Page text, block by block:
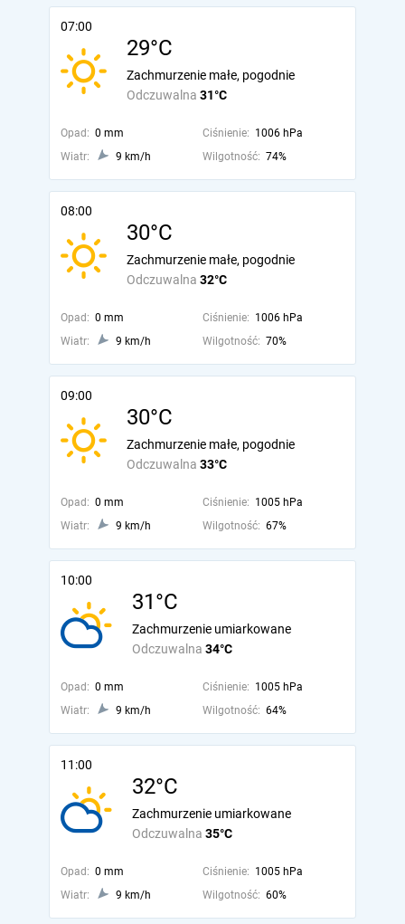
07:00
29°C
Odczuwalna 31°C
Zachmurzenie małe, pogodnie
Opad: 0 mm Ciśnienie: 1006 hPa
Wiatr:
9 km/h Wilgotność: 74%
08:00
30°C
Odczuwalna 32°C
Zachmurzenie małe, pogodnie
Opad: 0 mm Ciśnienie: 1006 hPa
Wiatr:
9 km/h Wilgotność: 70%
09:00
30°C
Odczuwalna 33°C
Zachmurzenie małe, pogodnie
Opad: 0 mm Ciśnienie: 1005 hPa
Wiatr:
9 km/h Wilgotność: 67%
10:00
31°C
Odczuwalna 34°C
Zachmurzenie umiarkowane
Opad: 0 mm Ciśnienie: 1005 hPa
Wiatr:
9 km/h Wilgotność: 64%
11:00
32°C
Odczuwalna 35°C
Zachmurzenie umiarkowane
Opad: 0 mm Ciśnienie: 1005 hPa
Wiatr:
9 km/h Wilgotność: 60%